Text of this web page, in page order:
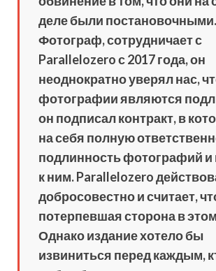
деле были постановочными.
Фотограф, сотрудничает с
Parallelozero с 2017 года, он
неоднократно уверял нас,
фотографии являются
он подписал контракт, в
на себя полную
подлинность фотографий и
к ним. Parallelozero
добросовестно и считает,
потерпевшая сторона в
Однако издание хотело бы
извиниться перед каждым,